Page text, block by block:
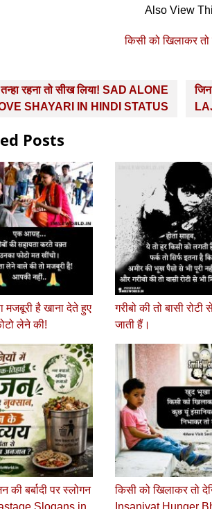
Also View
किसी को खिलाकर तो
तन्हा रहना तो सीख लिया! SAD ALONE
SHAYARI IN HINDI STATUS
Posts
मजबूरी है खाना देते हुए
लेने की!
गरीबो की तो बासी रोटी
जाती हैं।
की बर्बादी पर स्लोगन
Slogans in
किसी को खिलाकर तो
Insaniyat Hunger